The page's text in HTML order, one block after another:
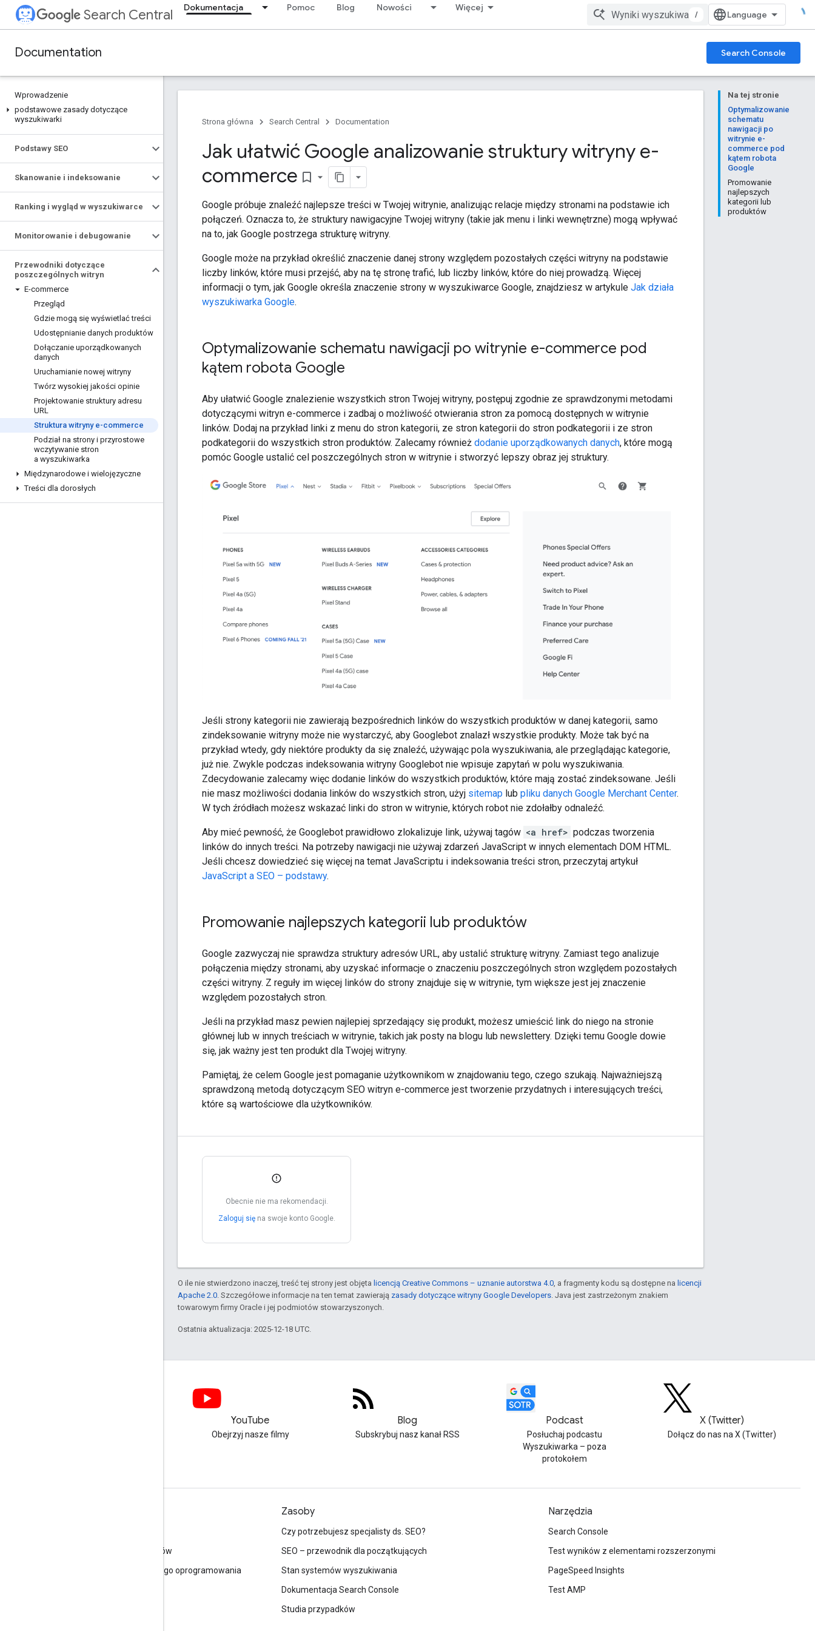
Search Central Dokumentacja Pomoc Blog Nowości Więcej
/
Documentation Search Console
Wprowadzenie
podstawowe zasady dotyczące
wyszukiwarki
Podstawy SEO
Skanowanie i indeksowanie
Ranking i wygląd w wyszukiwarce
Monitorowanie i debugowanie
Przewodniki dotyczące
poszczególnych witryn
E-commerce
Przegląd
Gdzie mogą się wyświetlać treści
Udostępnianie danych produktów
Dołączanie uporządkowanych
danych
Uruchamianie nowej witryny
Twórz wysokiej jakości opinie
Projektowanie struktury adresu
URL
Struktura witryny e-commerce
Podział na strony i przyrostowe
wczytywanie stron
a wyszukiwarka
Międzynarodowe i wielojęzyczne
Treści dla dorosłych
Na tej stronie
Optymalizowanie
schematu
nawigacji po
witrynie e-
commerce pod
kątem robota
Google
Promowanie
najlepszych
kategorii lub
produktów
Strona główna Search Central Documentation
Jak ułatwić Google analizowanie struktury witryny e-
commerce bookmark_border
Google próbuje znaleźć najlepsze treści w Twojej witrynie, analizując relacje między stronami na podstawie ich
połączeń. Oznacza to, że struktury nawigacyjne Twojej witryny (takie jak menu i linki wewnętrzne) mogą wpływać
na to, jak Google postrzega strukturę witryny.
Google może na przykład określić znaczenie danej strony względem pozostałych części witryny na podstawie
liczby linków, które musi przejść, aby na tę stronę trafić, lub liczby linków, które do niej prowadzą. Więcej
informacji o tym, jak Google określa znaczenie strony w wyszukiwarce Google, znajdziesz w artykule Jak działa
wyszukiwarka Google.
Optymalizowanie schematu nawigacji po witrynie e-commerce pod
kątem robota Google
Aby ułatwić Google znalezienie wszystkich stron Twojej witryny, postępuj zgodnie ze sprawdzonymi metodami
dotyczącymi witryn e-commerce i zadbaj o możliwość otwierania stron za pomocą dostępnych w witrynie
linków. Dodaj na przykład linki z menu do stron kategorii, ze stron kategorii do stron podkategorii i ze stron
podkategorii do wszystkich stron produktów. Zalecamy również dodanie uporządkowanych danych, które mogą
pomóc Google ustalić cel poszczególnych stron w witrynie i stworzyć lepszy obraz jej struktury.
Jeśli strony kategorii nie zawierają bezpośrednich linków do wszystkich produktów w danej kategorii, samo
zindeksowanie witryny może nie wystarczyć, aby Googlebot znalazł wszystkie produkty. Może tak być na
przykład wtedy, gdy niektóre produkty da się znaleźć, używając pola wyszukiwania, ale przeglądając kategorie,
już nie. Zwykle podczas indeksowania witryny Googlebot nie wpisuje zapytań w polu wyszukiwania.
Zdecydowanie zalecamy więc dodanie linków do wszystkich produktów, które mają zostać zindeksowane. Jeśli
nie masz możliwości dodania linków do wszystkich stron, użyj sitemap lub pliku danych Google Merchant Center.
W tych źródłach możesz wskazać linki do stron w witrynie, których robot nie zdołałby odnaleźć.
Aby mieć pewność, że Googlebot prawidłowo zlokalizuje link, używaj tagów <a href> podczas tworzenia
linków do innych treści. Na potrzeby nawigacji nie używaj zdarzeń JavaScript w innych elementach DOM HTML.
Jeśli chcesz dowiedzieć się więcej na temat JavaScriptu i indeksowania treści stron, przeczytaj artykuł
JavaScript a SEO – podstawy.
Promowanie najlepszych kategorii lub produktów
Google zazwyczaj nie sprawdza struktury adresów URL, aby ustalić strukturę witryny. Zamiast tego analizuje
połączenia między stronami, aby uzyskać informacje o znaczeniu poszczególnych stron względem pozostałych
części witryny. Z reguły im więcej linków do strony znajduje się w witrynie, tym większe jest jej znaczenie
względem pozostałych stron.
Jeśli na przykład masz pewien najlepiej sprzedający się produkt, możesz umieścić link do niego na stronie
głównej lub w innych treściach w witrynie, takich jak posty na blogu lub newslettery. Dzięki temu Google dowie
się, jak ważny jest ten produkt dla Twojej witryny.
Pamiętaj, że celem Google jest pomaganie użytkownikom w znajdowaniu tego, czego szukają. Najważniejszą
sprawdzoną metodą dotyczącym SEO witryn e-commerce jest tworzenie przydatnych i interesujących treści,
które są wartościowe dla użytkowników.
Obecnie nie ma rekomendacji.
Zaloguj sięna swoje konto Google.
O ile nie stwierdzono inaczej, treść tej strony jest objęta licencją Creative Commons – uznanie autorstwa 4.0 , a fragmenty kodu są dostępne na licencji
Apache 2.0 . Szczegółowe informacje na ten temat zawierają zasady dotyczące witryny Google Developers . Java jest zastrzeżonym znakiem
towarowym firmy Oracle i jej podmiotów stowarzyszonych.
Ostatnia aktualizacja: 2025-12-18 UTC.
YouTube
Obejrzyj nasze filmy
Blog
Subskrybuj nasz kanał RSS
Podcast
Posłuchaj podcastu
Wyszukiwarka – poza
protokołem
X (Twitter)
Dołącz do nas na X (Twitter)
Prześlij pytanie do naszych konsultantów
Zgłaszanie spamu, phishingu i złośliwego oprogramowania
Zasoby
Czy potrzebujesz specjalisty ds. SEO?
SEO – przewodnik dla początkujących
Stan systemów wyszukiwania
Dokumentacja Search Console
Studia przypadków
Narzędzia
Search Console
Test wyników z elementami rozszerzonymi
PageSpeed Insights
Test AMP